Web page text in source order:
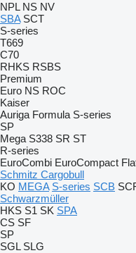
NPL NS NV
SBA SCT
S-series
T669
C70
RHKS RSBS
Premium
Euro NS ROC
Kaiser
Auriga Formula S-series
SP
Mega S338 SR ST
R-series
EuroCombi EuroCompact
Schmitz Cargobull
KO MEGA S-series SCB
Schwarzmüller
HKS S1 SK SPA
CS SF
SP
SGL SLG